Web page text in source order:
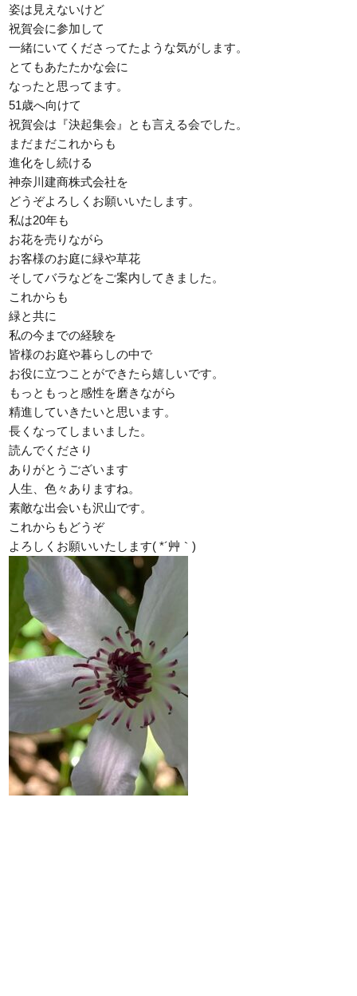
姿は見えないけど
祝賀会に参加して
一緒にいてくださってたような気がします。
とてもあたたかな会に
なったと思ってます。
51歳へ向けて
祝賀会は『決起集会』とも言える会でした。
まだまだこれからも
進化をし続ける
神奈川建商株式会社を
どうぞよろしくお願いいたします。
私は20年も
お花を売りながら
お客様のお庭に緑や草花
そしてバラなどをご案内してきました。
これからも
緑と共に
私の今までの経験を
皆様のお庭や暮らしの中で
お役に立つことができたら嬉しいです。
もっともっと感性を磨きながら
精進していきたいと思います。
長くなってしまいました。
読んでくださり
ありがとうございます
人生、色々ありますね。
素敵な出会いも沢山です。
これからもどうぞ
よろしくお願いいたします( *´艸｀)